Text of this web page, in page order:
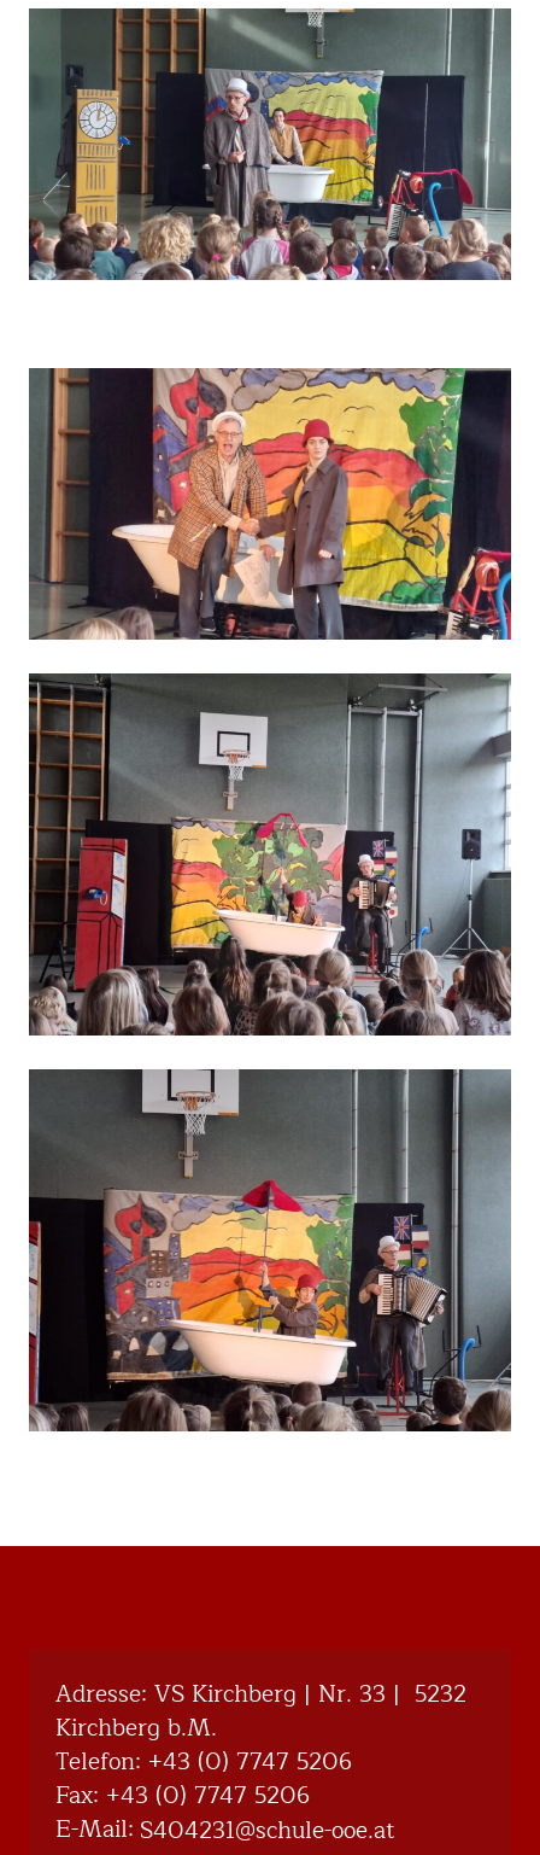
Adresse: VS Kirchberg | Nr. 33 | 5232
Kirchberg b.M.
Telefon: +43 (0) 7747 5206
Fax: +43 (0) 7747 5206
E-Mail:
ta.eoo-eluhcs
@132404S